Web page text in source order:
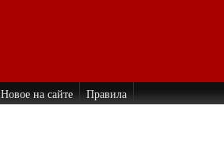
Новое на сайте Правила